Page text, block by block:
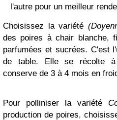
l'autre pour un meilleur
Choisissez la variété
des poires à chair blanche,
parfumées et sucrées. C'est
de table. Elle se récolte
conserve de 3 à 4 mois en
Pour polliniser la variété
production de poires,